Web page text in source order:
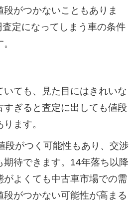
がつかないこともありま
定になってしまう車の条件
いても、見た目にはきれいな
すぎると査定に出しても値段
ます。
段がつく可能性もあり、交渉
期待できます。14年落ち以降
がよくても中古車市場での需
がつかない可能性が高まる